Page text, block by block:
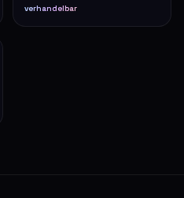
verhandelbar